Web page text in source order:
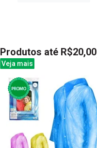
Produtos até R$20,00
Veja mais